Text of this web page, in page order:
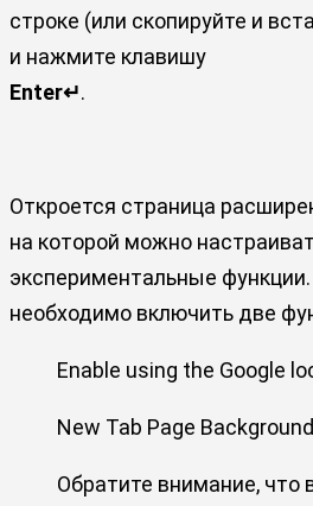
строке (или скопируйте и
и нажмите клавишу
Enter↵.
Откроется страница
на которой можно
экспериментальные
необходимо включить две
Enable using the Google
New Tab Page
Обратите внимание, что